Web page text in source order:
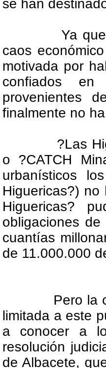
se han
Ya
caos
motivada por
confiados
provenientes
finalmente no
?Las
o ?CATCH
urbanísticos
Higuericas?)
Higuericas?
obligaciones
cuantías
de 11.000.000
Pero la
limitada a este
a conocer a
resolución
de Albacete,